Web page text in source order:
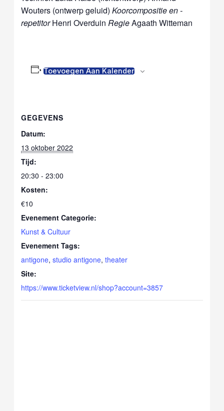
Wouters (ontwerp geluid)Koorcompositie en -
repetitorHenri OverduinRegieAgaath Witteman
Toevoegen Aan Kalender
GEGEVENS
Datum:
13 oktober 2022
Tijd:
20:30 - 23:00
Kosten:
€10
Evenement Categorie:
Kunst & Cultuur
Evenement Tags:
antigone,studio antigone,theater
Site:
https://www.ticketview.nl/shop?account=3857